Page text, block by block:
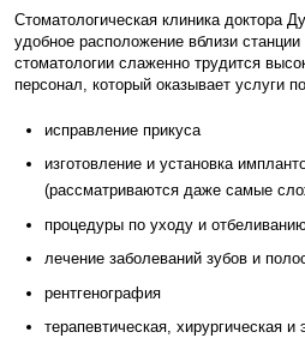
Стоматологическая клиника доктора
удобное расположение вблизи
стоматологии слаженно трудится
персонал, который оказывает услуги
исправление прикуса
изготовление и установка
(рассматриваются даже самые
процедуры по уходу и
лечение заболеваний зубов и
рентгенография
терапевтическая, хирургическая и